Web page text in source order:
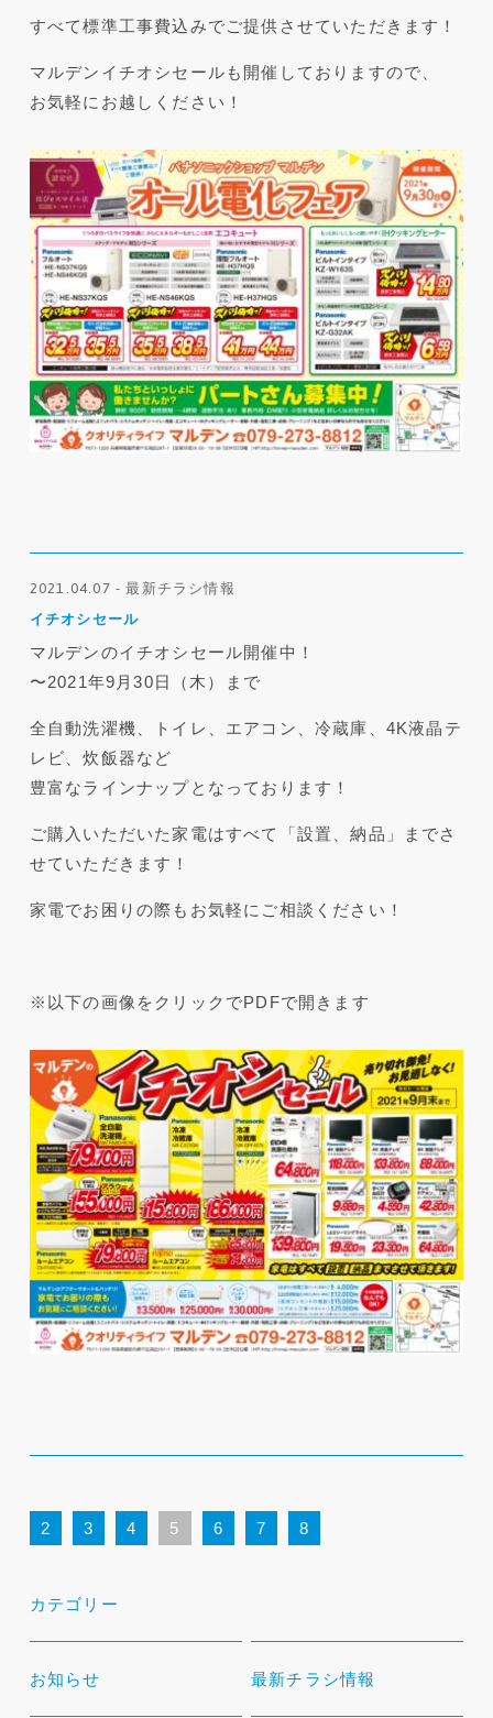
カテゴリー
お知らせ 最新チラシ情報
すべて標準工事費込みでご提供させていただきます！
マルデンイチオシセールも開催しておりますので、
お気軽にお越しください！
2021.04.07 - 最新チラシ情報
イチオシセール
マルデンのイチオシセール開催中！
〜2021年9月30日（木）まで
全自動洗濯機、トイレ、エアコン、冷蔵庫、4K液晶テ
レビ、炊飯器など
豊富なラインナップとなっております！
ご購入いただいた家電はすべて「設置、納品」までさ
せていただきます！
家電でお困りの際もお気軽にご相談ください！
※以下の画像をクリックでPDFで開きます
2 3 4 5 6 7 8